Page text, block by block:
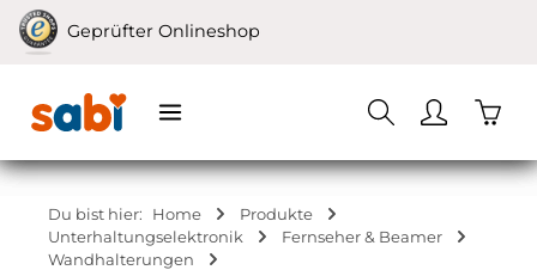
Zum Hauptinhalt springen
Geprüfter Onlineshop
Du bist hier: Home
Produkte
Unterhaltungselektronik
Fernseher & Beamer
Wandhalterungen